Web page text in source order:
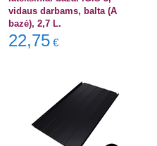
vidaus darbams, balta (A
bazė), 2,7 L.
22,75 €